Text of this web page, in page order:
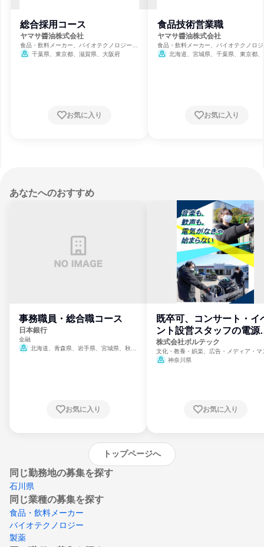
総合採用コース
ヤマサ醬油株式会社
食品・飲料メーカー、バイオテクノロジー、
製薬 千葉県、東京都、滋賀県、大阪府
お気に入り
食品技術営業職
ヤマサ醬油株式会社
食品・飲料メーカー、バイオテクノロ
製薬 北海道、宮城県、千葉県、東京都
お気に入り
あなたへのおすすめ
事務職員・総合職コース
日本銀行
金融
北海道、青森県、岩手県、宮城県、秋田
崎県、熊本県、大分県、宮崎県、鹿児島県、
お気に入り
既卒可、コンサート・イ
ント設営スタッフの電源
門
株式会社ボルテック
文化・教養・娯楽、広告・メディア・マ
ミ、電力・ガス・水道・エネルギー
神奈川県
お気に入り
トップページへ
同じ勤務地の募集を探す
石川県
同じ業種の募集を探す
食品・飲料メーカー
バイオテクノロジー
製薬